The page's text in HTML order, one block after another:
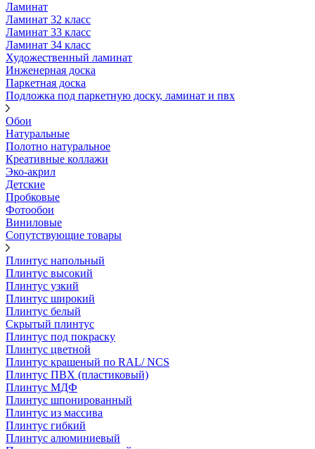
Ламинат
Ламинат 32 класс
Ламинат 33 класс
Ламинат 34 класс
Художественный ламинат
Инженерная доска
Паркетная доска
Подложка под паркетную доску, ламинат и пвх
Обои
Натуральные
Полотно натуральное
Креативные коллажи
Эко-акрил
Детские
Пробковые
Фотообои
Виниловые
Сопутствующие товары
Плинтус напольный
Плинтус высокий
Плинтус узкий
Плинтус широкий
Плинтус белый
Скрытый плинтус
Плинтус под покраску
Плинтус цветной
Плинтус крашеный по RAL/ NCS
Плинтус ПВХ (пластиковый)
Плинтус МДФ
Плинтус шпонированный
Плинтус из массива
Плинтус гибкий
Плинтус алюминиевый